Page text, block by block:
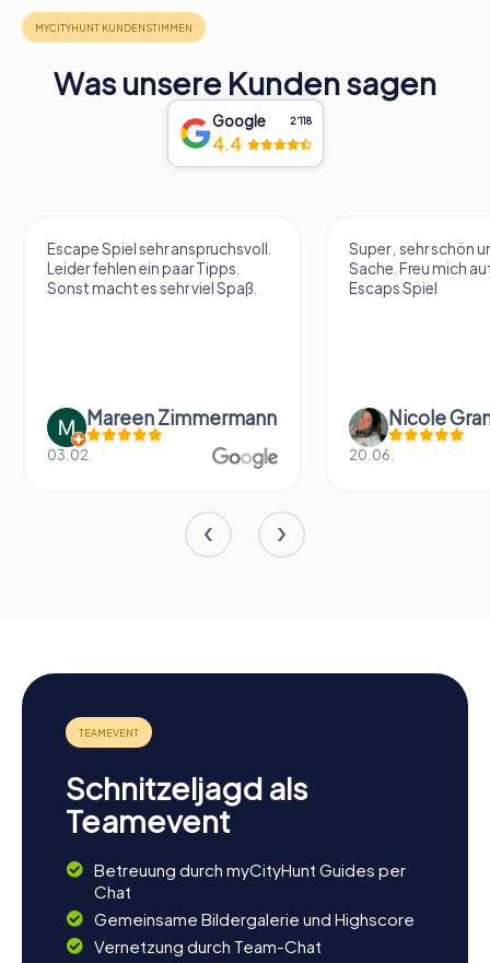
Was unsere Kunden sagen
Google 2‘118
4.4
Escape Spiel sehr anspruchsvoll.
Leider fehlen ein paar Tipps.
Sonst macht es sehr viel Spaß.
Mareen Zimmermann
03.02.
Super , sehr schön
Sache. Freu mich
Escaps Spiel
Nicole
20.06.
Schnitzeljagd als
Teamevent
Betreuung durch myCityHunt Guides per
Chat
Gemeinsame Bildergalerie und Highscore
Vernetzung durch Team-Chat